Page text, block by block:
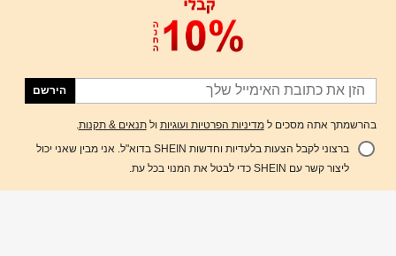
הוסף לעגלת הקניות
הירשם
בהרשמתך אתה מסכים למדיניות הפרטיות ועוגיות ולתנאים & תקנות.
ברצוני לקבל הצעות בלעדיות וחדשות SHEIN בדוא"ל. אני מבין שאני יכול
ליצור קשר עם SHEIN כדי לבטל את המנוי בכל עת.